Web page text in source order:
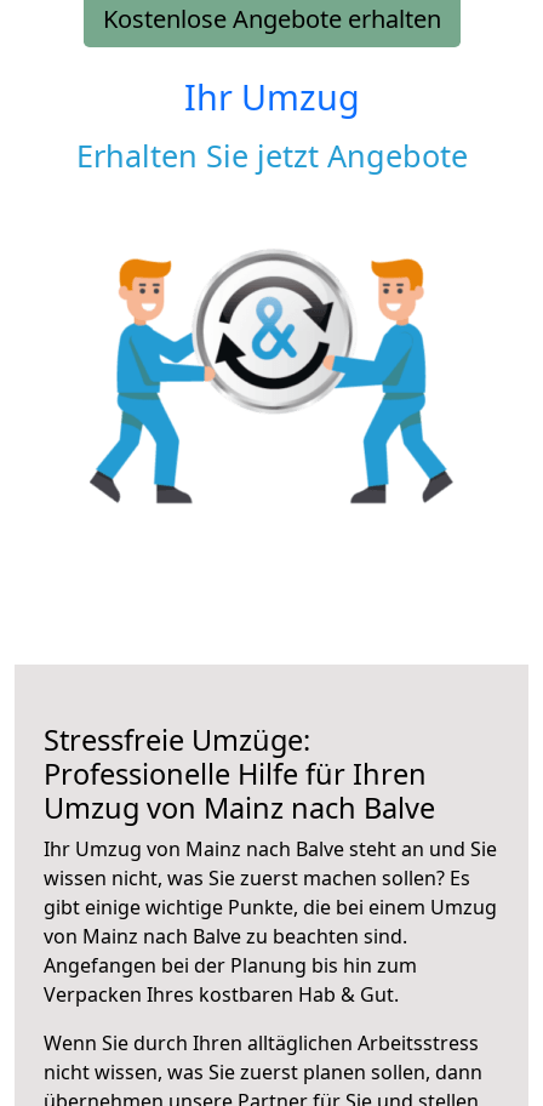
Kostenlose Angebote erhalten
Ihr Umzug
Erhalten Sie jetzt Angebote
Stressfreie Umzüge:
Professionelle Hilfe für Ihren
Umzug von Mainz nach Balve
Ihr Umzug von Mainz nach Balve steht an und Sie
wissen nicht, was Sie zuerst machen sollen? Es
gibt einige wichtige Punkte, die bei einem Umzug
von Mainz nach Balve zu beachten sind.
Angefangen bei der Planung bis hin zum
Verpacken Ihres kostbaren Hab & Gut.
Wenn Sie durch Ihren alltäglichen Arbeitsstress
nicht wissen, was Sie zuerst planen sollen, dann